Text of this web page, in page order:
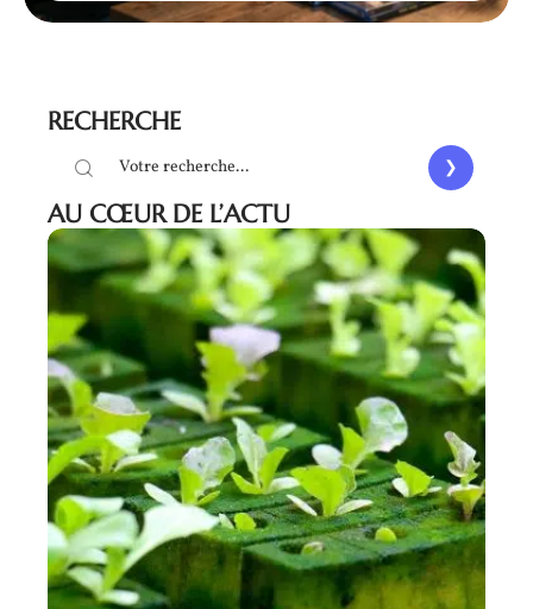
RECHERCHE
AU CŒUR DE L’ACTU